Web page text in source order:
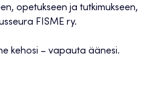
opetukseen ja tutkimukseen,
FISME ry.
kehosi – vapauta äänesi.